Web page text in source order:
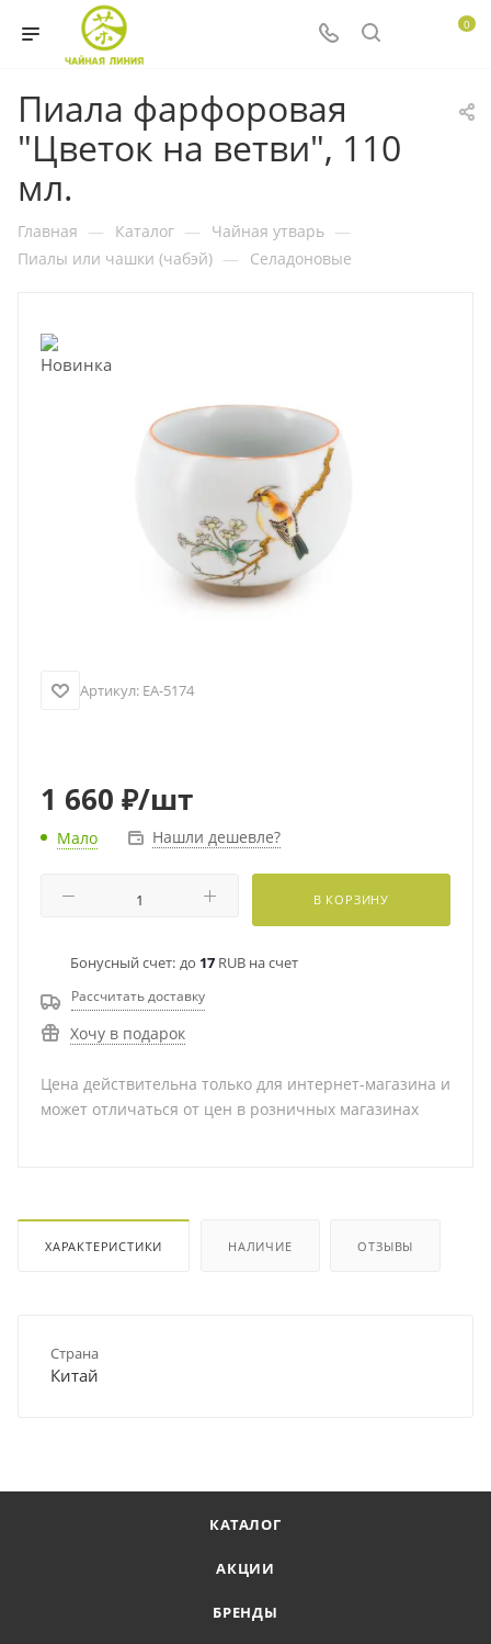
0
Пиала фарфоровая
"Цветок на ветви", 110
мл.
Главная — Каталог — Чайная утварь —
Пиалы или чашки (чабэй) — Селадоновые
Артикул: EA-5174
1 660 ₽/шт
Мало Нашли дешевле?
В КОРЗИНУ
Бонусный счет: до 17 RUB на счет
Рассчитать доставку
Хочу в подарок
Цена действительна только для интернет-магазина и
может отличаться от цен в розничных магазинах
ХАРАКТЕРИСТИКИ НАЛИЧИЕ ОТЗЫВЫ
Страна
Китай
КАТАЛОГ
АКЦИИ
БРЕНДЫ